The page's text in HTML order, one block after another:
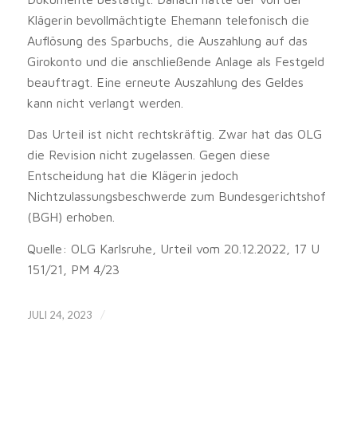
Klägerin bevollmächtigte Ehemann telefonisch die
Auflösung des Sparbuchs, die Auszahlung auf das
Girokonto und die anschließende Anlage als Festgeld
beauftragt. Eine erneute Auszahlung des Geldes
kann nicht verlangt werden.
Das Urteil ist nicht rechtskräftig. Zwar hat das OLG
die Revision nicht zugelassen. Gegen diese
Entscheidung hat die Klägerin jedoch
Nichtzulassungsbeschwerde zum Bundesgerichtshof
(BGH) erhoben.
Quelle: OLG Karlsruhe, Urteil vom 20.12.2022, 17 U
151/21, PM 4/23
JULI 24, 2023 /